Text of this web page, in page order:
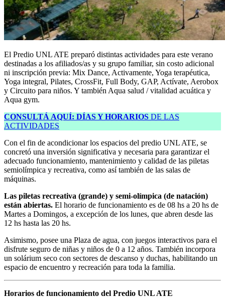
El Predio UNL ATE preparó distintas actividades para este verano
destinadas a los afiliados/as y su grupo familiar, sin costo adicional
ni inscripción previa: Mix Dance, Activamente, Yoga terapéutica,
Yoga integral, Pilates, CrossFit, Full Body, GAP, Actívate, Aerobox
y Circuito para niños. Y también Aqua salud / vitalidad acuática y
Aqua gym.
CONSULTÁ AQUÍ: DÍAS Y HORARIOS DE LAS
ACTIVIDADES
Con el fin de acondicionar los espacios del predio UNL ATE, se
concretó una inversión significativa y necesaria para garantizar el
adecuado funcionamiento, mantenimiento y calidad de las piletas
semiolímpica y recreativa, como así también de las salas de
máquinas.
Las piletas recreativa (grande) y semi-olímpica (de natación)
están abiertas. El horario de funcionamiento es de 08 hs a 20 hs de
Martes a Domingos, a excepción de los lunes, que abren desde las
12 hs hasta las 20 hs.
Asimismo, posee una Plaza de agua, con juegos interactivos para el
disfrute seguro de niñas y niños de 0 a 12 años. También incorpora
un solárium seco con sectores de descanso y duchas, habilitando un
espacio de encuentro y recreación para toda la familia.
Horarios de funcionamiento del Predio UNL ATE